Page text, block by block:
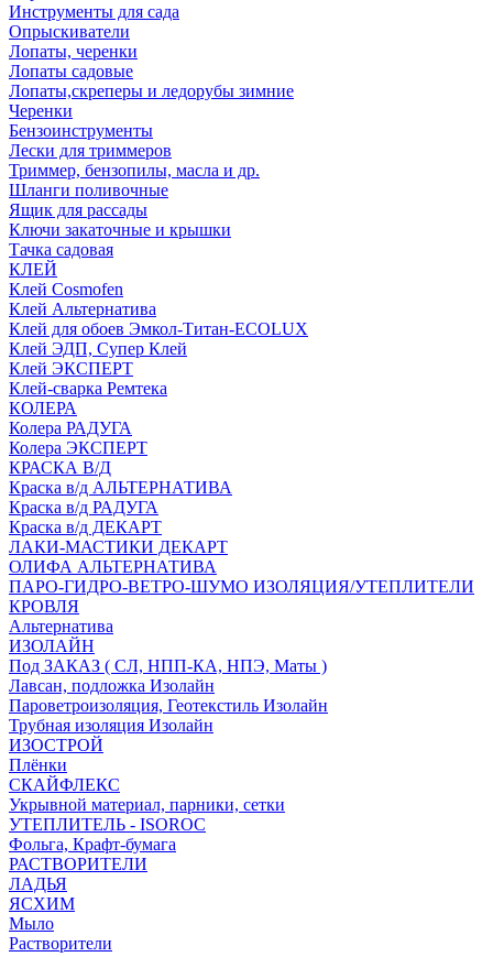
Инструменты для сада
Опрыскиватели
Лопаты, черенки
Лопаты садовые
Лопаты,скреперы и ледорубы зимние
Черенки
Бензоинструменты
Лески для триммеров
Триммер, бензопилы, масла и др.
Шланги поливочные
Ящик для рассады
Ключи закаточные и крышки
Тачка садовая
КЛЕЙ
Клей Cosmofen
Клей Альтернатива
Клей для обоев Эмкол-Титан-ECOLUX
Клей ЭДП, Супер Клей
Клей ЭКСПЕРТ
Клей-сварка Ремтека
КОЛЕРА
Колера РАДУГА
Колера ЭКСПЕРТ
КРАСКА В/Д
Краска в/д АЛЬТЕРНАТИВА
Краска в/д РАДУГА
Краска в/д ДЕКАРТ
ЛАКИ-МАСТИКИ ДЕКАРТ
ОЛИФА АЛЬТЕРНАТИВА
ПАРО-ГИДРО-ВЕТРО-ШУМО ИЗОЛЯЦИЯ/УТЕПЛИТЕЛИ
КРОВЛЯ
Альтернатива
ИЗОЛАЙН
Под ЗАКАЗ ( СЛ, НПП-КА, НПЭ, Маты )
Лавсан, подложка Изолайн
Пароветроизоляция, Геотекстиль Изолайн
Трубная изоляция Изолайн
ИЗОСТРОЙ
Плёнки
СКАЙФЛЕКС
Укрывной материал, парники, сетки
УТЕПЛИТЕЛЬ - ISOROC
Фольга, Крафт-бумага
РАСТВОРИТЕЛИ
ЛАДЬЯ
ЯСХИМ
Мыло
Растворители